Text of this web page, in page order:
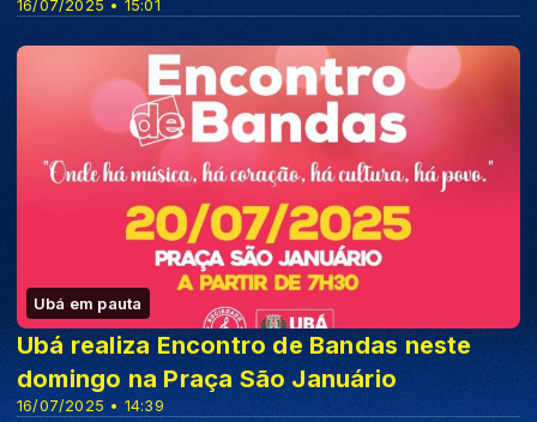
16/07/2025 • 15:01
Ubá em pauta
16/07/2025 • 14:39
Ubá realiza Encontro de Bandas neste
domingo na Praça São Januário